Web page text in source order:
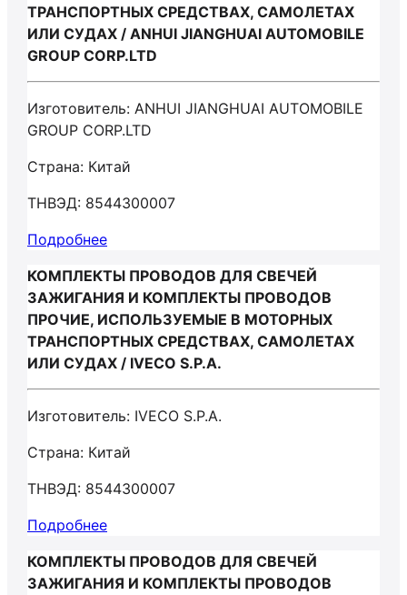
ТРАНСПОРТНЫХ СРЕДСТВАХ, САМОЛЕТАХ
ИЛИ СУДАХ / ANHUI JIANGHUAI AUTOMOBILE
GROUP CORP.LTD
Изготовитель: ANHUI JIANGHUAI AUTOMOBILE
GROUP CORP.LTD
Страна: Китай
ТНВЭД: 8544300007
Подробнее
КОМПЛЕКТЫ ПРОВОДОВ ДЛЯ СВЕЧЕЙ
ЗАЖИГАНИЯ И КОМПЛЕКТЫ ПРОВОДОВ
ПРОЧИЕ, ИСПОЛЬЗУЕМЫЕ В МОТОРНЫХ
ТРАНСПОРТНЫХ СРЕДСТВАХ, САМОЛЕТАХ
ИЛИ СУДАХ / IVECO S.P.A.
Изготовитель: IVECO S.P.A.
Страна: Китай
ТНВЭД: 8544300007
Подробнее
КОМПЛЕКТЫ ПРОВОДОВ ДЛЯ СВЕЧЕЙ
ЗАЖИГАНИЯ И КОМПЛЕКТЫ ПРОВОДОВ